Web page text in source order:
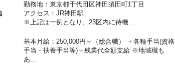
勤務地：東京都千代田区神田須田町1丁目
アクセス：JR神田駅
※上記は一例となり、23区内に待機...
基本月給：250,000円～（総合職） ＋各種手当(資格
手当・扶養手当等)＋残業代全額支給 ※地域職も
あ...